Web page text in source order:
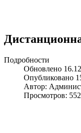
Подробности
Обновлено
Опубликовано
Автор:
Просмотров: